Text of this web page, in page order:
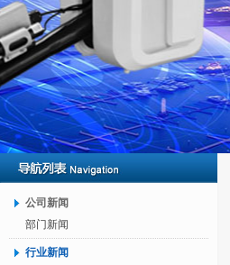
公司新闻
部门新闻
行业新闻